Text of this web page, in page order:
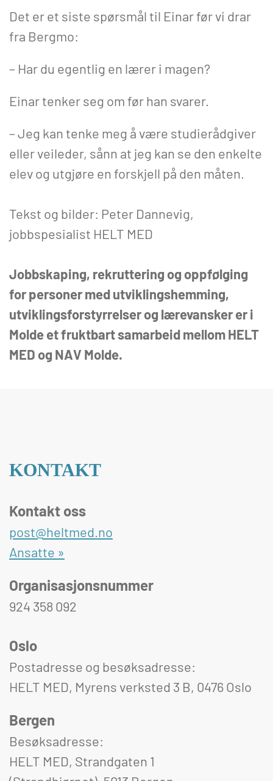
Det er et siste spørsmål til Einar før vi drar
fra Bergmo:
– Har du egentlig en lærer i magen?
Einar tenker seg om før han svarer.
– Jeg kan tenke meg å være studierådgiver
eller veileder, sånn at jeg kan se den enkelte
elev og utgjøre en forskjell på den måten.
Tekst og bilder: Peter Dannevig,
jobbspesialist HELT MED
Jobbskaping, rekruttering og oppfølging
for personer med utviklingshemming,
utviklingsforstyrrelser og lærevansker er i
Molde et fruktbart samarbeid mellom HELT
MED og NAV Molde.
KONTAKT
Kontakt oss
post@heltmed.no
Ansatte »
Organisasjonsnummer
924 358 092
Oslo
Postadresse og besøksadresse:
HELT MED, Myrens verksted 3 B, 0476 Oslo
Bergen
Besøksadresse:
HELT MED, Strandgaten 1